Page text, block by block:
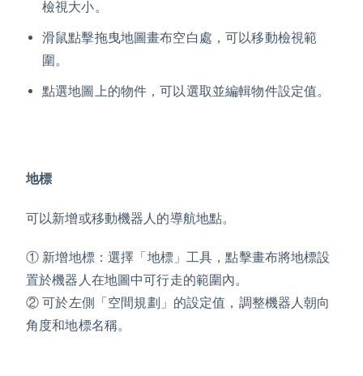
檢視大小。
滑鼠點擊拖曳地圖畫布空白處，可以移動檢視範
圍。
點選地圖上的物件，可以選取並編輯物件設定值。
地標
可以新增或移動機器人的導航地點。
① 新增地標：選擇「地標」工具，點擊畫布將地標設
置於機器人在地圖中可行走的範圍內。
② 可於左側「空間規劃」的設定值，調整機器人朝向
角度和地標名稱。